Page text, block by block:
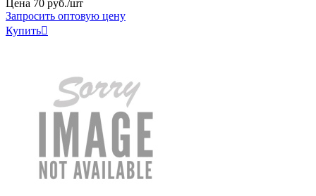
Цена 70 руб./шт
Запросить оптовую цену
Купить